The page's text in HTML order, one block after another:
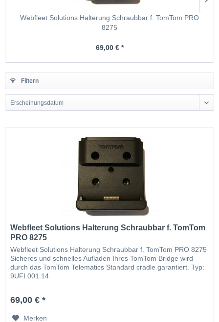
Webfleet Solutions Halterung Schraubbar f. TomTom PRO
8275
69,00 € *
Filtern
Erscheinungsdatum
Webfleet Solutions Halterung Schraubbar f. TomTom
PRO 8275
Webfleet Solutions Halterung Schraubbar f. TomTom PRO 8275
Sicheres und schnelles Aufladen Ihres TomTom Bridge wird
durch das TomTom Telematics Standard cradle garantiert. Typ:
9UFI.001.14
69,00 € *
Merken